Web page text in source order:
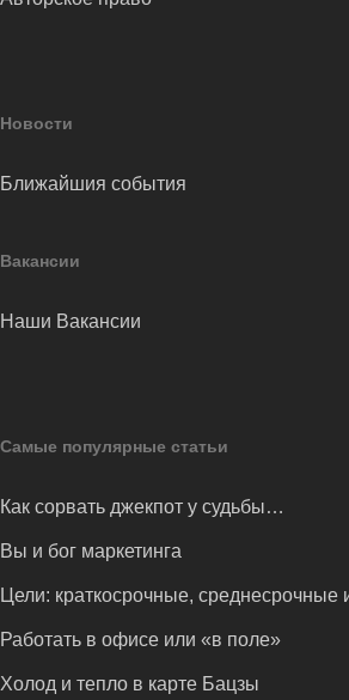
Новости
Ближайшия события
Вакансии
Наши Вакансии
Самые популярные статьи
Как сорвать джекпот у судьбы…
Вы и бог маркетинга
Цели: краткосрочные, среднесрочные
Работать в офисе или «в поле»
Холод и тепло в карте Бацзы